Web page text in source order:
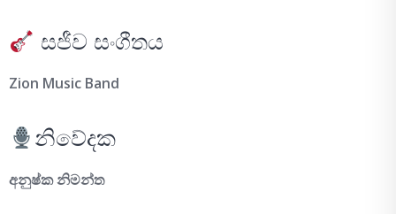
සජීව සංගීතය
Zion Music Band
නිවේදක
අනුෂ්ක නිමන්ත